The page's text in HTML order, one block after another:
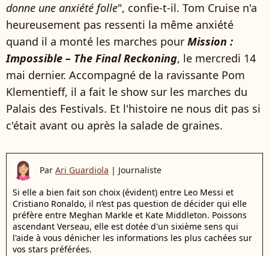
donne une anxiété folle", confie-t-il. Tom Cruise n'a
heureusement pas ressenti la même anxiété
quand il a monté les marches pour Mission :
Impossible – The Final Reckoning, le mercredi 14
mai dernier. Accompagné de la ravissante Pom
Klementieff, il a fait le show sur les marches du
Palais des Festivals. Et l'histoire ne nous dit pas si
c'était avant ou après la salade de graines.
Par Ari Guardiola | Journaliste
Si elle a bien fait son choix (évident) entre Leo Messi et
Cristiano Ronaldo, il n’est pas question de décider qui elle
préfère entre Meghan Markle et Kate Middleton. Poissons
ascendant Verseau, elle est dotée d'un sixième sens qui
l'aide à vous dénicher les informations les plus cachées sur
vos stars préférées.